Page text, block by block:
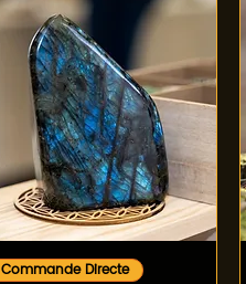
Aperçu rapide
Commande Directe